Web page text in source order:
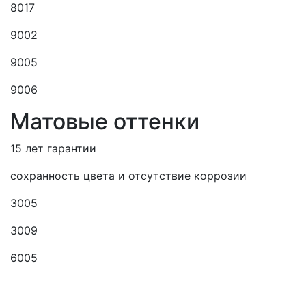
8017
9002
9005
9006
Матовые оттенки
15 лет гарантии
сохранность цвета и отсутствие коррозии
3005
3009
6005